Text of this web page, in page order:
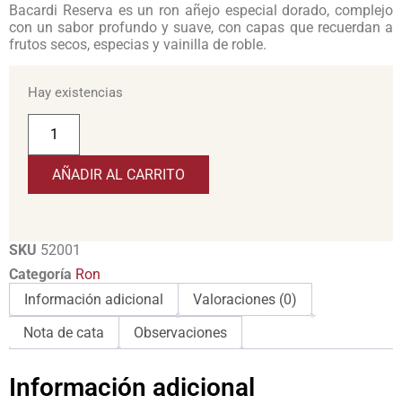
Bacardi Reserva es un ron añejo especial dorado, complejo
con un sabor profundo y suave, con capas que recuerdan a
frutos secos, especias y vainilla de roble.
Hay existencias
AÑADIR AL CARRITO
SKU 52001
Categoría Ron
Información adicional
Valoraciones (0)
Nota de cata
Observaciones
Información adicional